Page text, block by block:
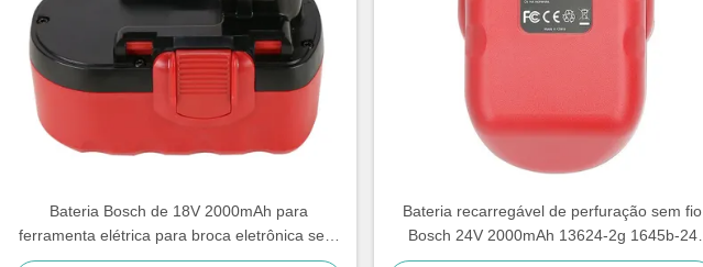
Bateria Bosch de 18V 2000mAh para
ferramenta elétrica para broca eletrônica sem
fio
Bateria recarregável de perfuração sem fio
Bosch 24V 2000mAh 13624-2g 1645b-24
1645K-24